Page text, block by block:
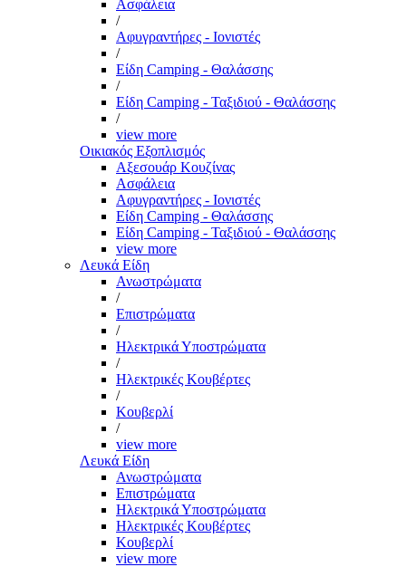
Ασφάλεια
/
Αφυγραντήρες - Ιονιστές
/
Είδη Camping - Θαλάσσης
/
Είδη Camping - Ταξιδιού - Θαλάσσης
/
view more
Οικιακός Εξοπλισμός
Αξεσουάρ Κουζίνας
Ασφάλεια
Αφυγραντήρες - Ιονιστές
Είδη Camping - Θαλάσσης
Είδη Camping - Ταξιδιού - Θαλάσσης
view more
Λευκά Είδη
Ανωστρώματα
/
Επιστρώματα
/
Ηλεκτρικά Υποστρώματα
/
Ηλεκτρικές Κουβέρτες
/
Κουβερλί
/
view more
Λευκά Είδη
Ανωστρώματα
Επιστρώματα
Ηλεκτρικά Υποστρώματα
Ηλεκτρικές Κουβέρτες
Κουβερλί
view more